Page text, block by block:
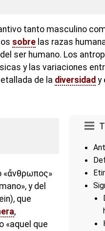
tanto masculino
sobre las razas
ser humano. Los
y las variaciones
de la diversidad y
«ἄνθρωπος»
y del
que
,
«aquel que